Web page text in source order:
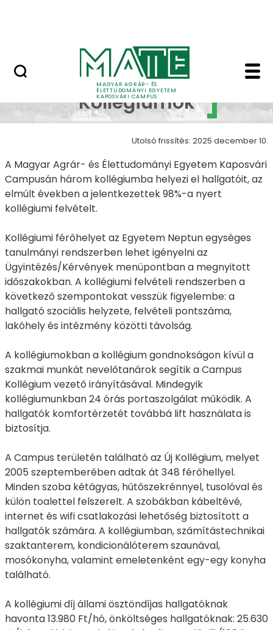
MAGYAR AGRÁR- ÉS
ÉLETTUDOMÁNYI EGYETEM
KAPOSVÁRI CAMPUS
Kollégiumok -
Campus
Kollégiumok
Utolsó frissítés: 2025 december 10.
A Magyar Agrár- és Élettudományi Egyetem Kaposvári
Campusán három kollégiumba helyezi el hallgatóit, az
elmúlt években a jelentkezettek 98%-a nyert
kollégiumi felvételt.
Kollégiumi férőhelyet az Egyetem Neptun egységes
tanulmányi rendszerben lehet igényelni az
Ügyintézés/Kérvények menüpontban a megnyitott
időszakokban. A kollégiumi felvételi rendszerben a
következő szempontokat vesszük figyelembe: a
hallgató szociális helyzete, felvételi pontszáma,
lakóhely és intézmény közötti távolság.
A kollégiumokban a kollégium gondnokságon kívül a
szakmai munkát nevelőtanárok segítik a Campus
Kollégium vezető irányításával. Mindegyik
kollégiumunkban 24 órás portaszolgálat működik. A
hallgatók komfortérzetét továbbá lift használata is
biztosítja.
A Campus területén található az Új Kollégium, melyet
2005 szeptemberében adtak át 348 férőhellyel.
Minden szoba kétágyas, hűtőszekrénnyel, tusolóval és
külön toalettel felszerelt. A szobákban kábeltévé,
internet és wifi csatlakozási lehetőség biztosított a
hallgatók számára. A kollégiumban, számítástechnikai
szaktanterem, kondicionálóterem szaunával,
mosókonyha, valamint emeletenként egy-egy konyha
található.
A kollégiumi díj állami ösztöndíjas hallgatóknak
havonta 13.980 Ft/hó, önköltséges hallgatóknak: 25.630